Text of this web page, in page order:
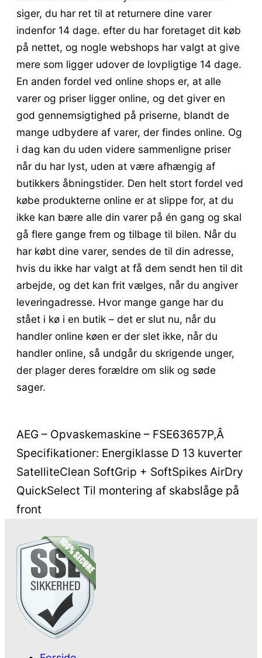
siger, du har ret til at returnere dine varer
indenfor 14 dage. efter du har foretaget dit køb
på nettet, og nogle webshops har valgt at give
mere som ligger udover de lovpligtige 14 dage.
En anden fordel ved online shops er, at alle
varer og priser ligger online, og det giver en
god gennemsigtighed på priserne, blandt de
mange udbydere af varer, der findes online. Og
i dag kan du uden videre sammenligne priser
når du har lyst, uden at være afhængig af
butikkers åbningstider. Den helt stort fordel ved
købe produkterne online er at slippe for, at du
ikke kan bære alle din varer på én gang og skal
gå flere gange frem og tilbage til bilen. Når du
har købt dine varer, sendes de til din adresse,
hvis du ikke har valgt at få dem sendt hen til dit
arbejde, og det kan frit vælges, når du angiver
leveringadresse. Hvor mange gange har du
stået i kø i en butik – det er slut nu, når du
handler online køen er der slet ikke, når du
handler online, så undgår du skrigende unger,
der plager deres forældre om slik og søde
sager.
AEG – Opvaskemaskine – FSE63657P,Â
Specifikationer: Energiklasse D 13 kuverter
SatelliteClean SoftGrip + SoftSpikes AirDry
QuickSelect Til montering af skabslåge på
front